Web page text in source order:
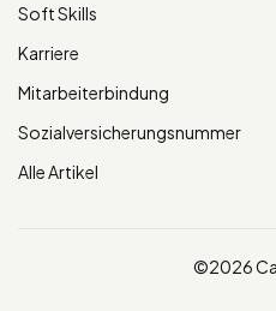
Soft Skills
Karriere
Mitarbeiterbindung
Sozialversicherungsnummer
Alle Artikel
©2026